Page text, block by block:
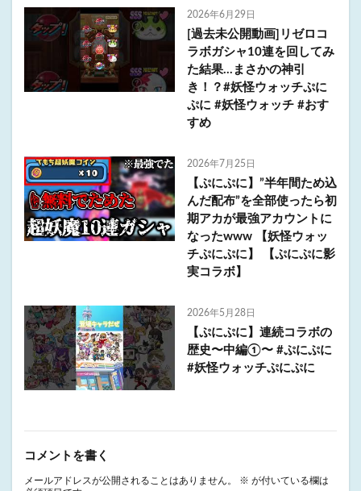
2026年6月29日
[過去未公開動画]リゼロコ
ラボガシャ10連を回してみ
た結果…まさかの神引
き！？#妖怪ウォッチぷに
ぷに #妖怪ウォッチ #おす
すめ
2026年7月25日
【ぷにぷに】”半年間ため込
んだ配布”を全部使ったら初
期アカが最強アカウントに
なったwww 【妖怪ウォッ
チぷにぷに】 【ぷにぷに影
実コラボ】
2026年5月28日
【ぷにぷに】連続コラボの
歴史〜中編①〜 #ぷにぷに
#妖怪ウォッチぷにぷに
コメントを書く
メールアドレスが公開されることはありません。 ※ が付いている欄は